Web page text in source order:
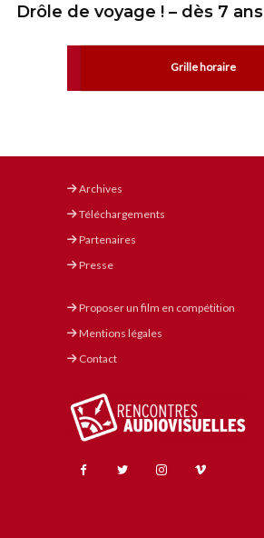
Drôle de voyage ! – dès 7 ans
Grille horaire
Archives
Téléchargements
Partenaires
Presse
Proposer un film en compétition
Mentions légales
Contact